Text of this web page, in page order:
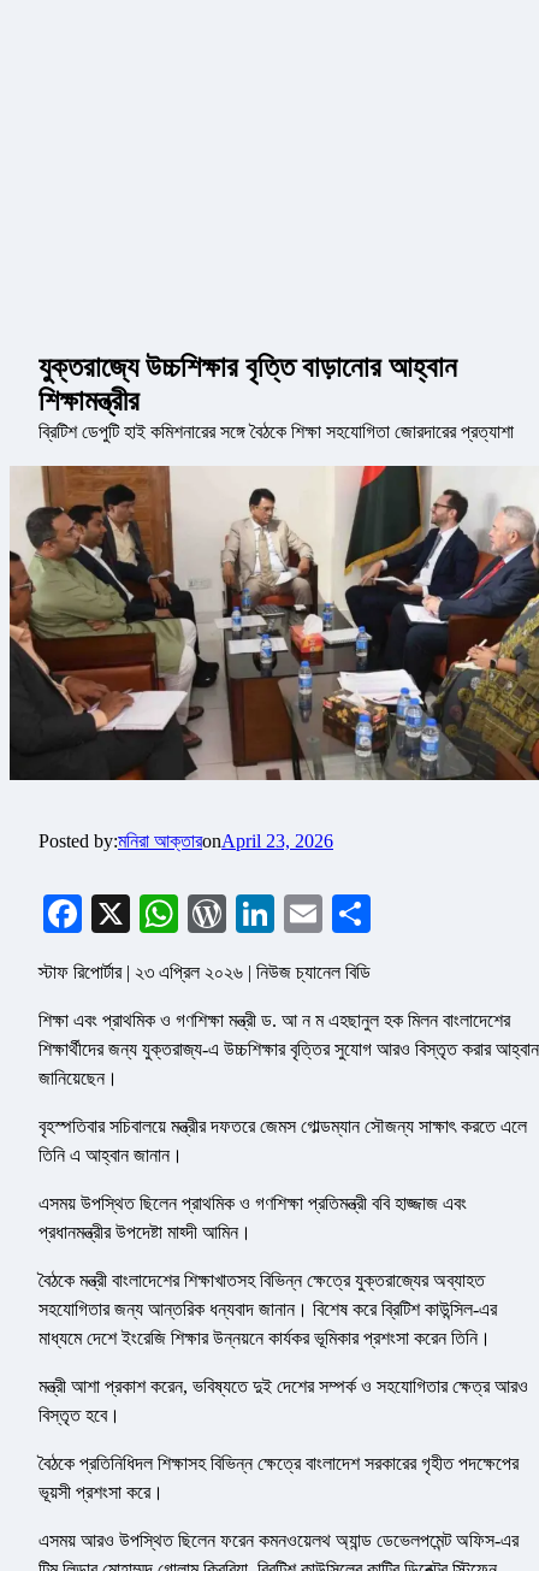
যুক্তরাজ্যে উচ্চশিক্ষার বৃত্তি বাড়ানোর আহ্বান
শিক্ষামন্ত্রীর
ব্রিটিশ ডেপুটি হাই কমিশনারের সঙ্গে বৈঠকে শিক্ষা সহযোগিতা জোরদারের প্রত্যাশা
Posted by:মনিরা আক্তারonApril 23, 2026
Facebook
X WhatsApp
WordPress
LinkedIn
Email
স্টাফ রিপোর্টার | ২৩ এপ্রিল ২০২৬ | নিউজ চ্যানেল বিডি
শিক্ষা এবং প্রাথমিক ও গণশিক্ষা মন্ত্রী ড. আ ন ম এহছানুল হক মিলন বাংলাদেশের
শিক্ষার্থীদের জন্য যুক্তরাজ্য-এ উচ্চশিক্ষার বৃত্তির সুযোগ আরও বিস্তৃত করার আহ্বান
জানিয়েছেন।
বৃহস্পতিবার সচিবালয়ে মন্ত্রীর দফতরে জেমস গোল্ডম্যান সৌজন্য সাক্ষাৎ করতে এলে
তিনি এ আহ্বান জানান।
এসময় উপস্থিত ছিলেন প্রাথমিক ও গণশিক্ষা প্রতিমন্ত্রী ববি হাজ্জাজ এবং
প্রধানমন্ত্রীর উপদেষ্টা মাহ্দী আমিন।
বৈঠকে মন্ত্রী বাংলাদেশের শিক্ষাখাতসহ বিভিন্ন ক্ষেত্রে যুক্তরাজ্যের অব্যাহত
সহযোগিতার জন্য আন্তরিক ধন্যবাদ জানান। বিশেষ করে ব্রিটিশ কাউন্সিল-এর
মাধ্যমে দেশে ইংরেজি শিক্ষার উন্নয়নে কার্যকর ভূমিকার প্রশংসা করেন তিনি।
মন্ত্রী আশা প্রকাশ করেন, ভবিষ্যতে দুই দেশের সম্পর্ক ও সহযোগিতার ক্ষেত্র আরও
বিস্তৃত হবে।
বৈঠকে প্রতিনিধিদল শিক্ষাসহ বিভিন্ন ক্ষেত্রে বাংলাদেশ সরকারের গৃহীত পদক্ষেপের
ভূয়সী প্রশংসা করে।
এসময় আরও উপস্থিত ছিলেন ফরেন কমনওয়েলথ অ্যান্ড ডেভেলপমেন্ট অফিস-এর